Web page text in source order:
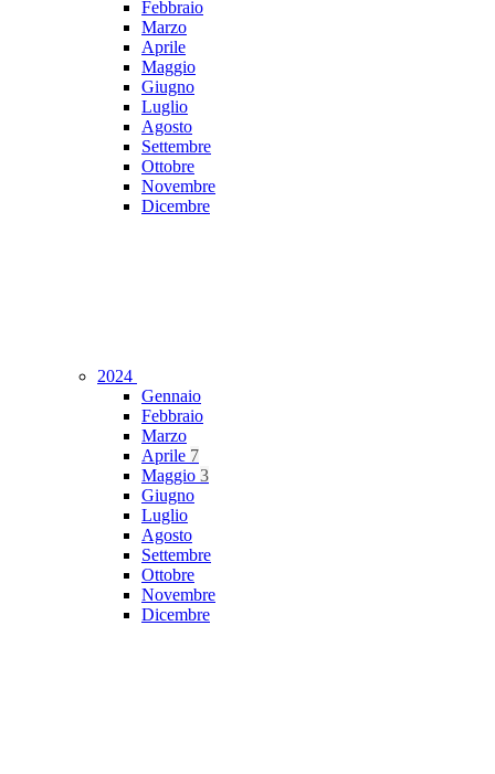
Febbraio
Marzo
Aprile
Maggio
Giugno
Luglio
Agosto
Settembre
Ottobre
Novembre
Dicembre
2024
Gennaio
Febbraio
Marzo
Aprile 7
Maggio 3
Giugno
Luglio
Agosto
Settembre
Ottobre
Novembre
Dicembre